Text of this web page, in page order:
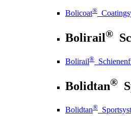
Bolicoat®
Bolirail®
Bolirail®
Bolidtan®
Bolidtan®